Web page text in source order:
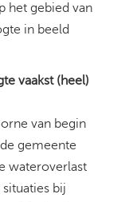
het gebied van
in beeld
vaakst (heel)
van begin
gemeente
wateroverlast
bij